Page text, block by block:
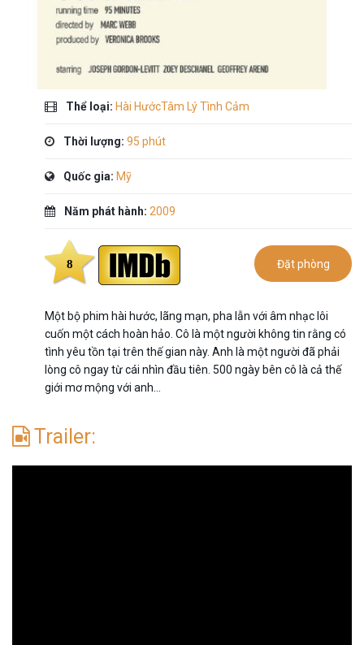
Thể loại: Hài HướcTâm Lý Tình Cảm
Thời lượng: 95 phút
Quốc gia: Mỹ
Năm phát hành: 2009
8 Đặt phòng
Một bộ phim hài hước, lãng mạn, pha lẫn với âm nhạc lôi
cuốn một cách hoàn hảo. Cô là một người không tin rằng có
tình yêu tồn tại trên thế gian này. Anh là một người đã phải
lòng cô ngay từ cái nhìn đầu tiên. 500 ngày bên cô là cả thế
giới mơ mộng với anh…
Trailer: